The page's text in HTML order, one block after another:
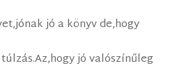
jó a könyv de,hogy
jó valószínűleg